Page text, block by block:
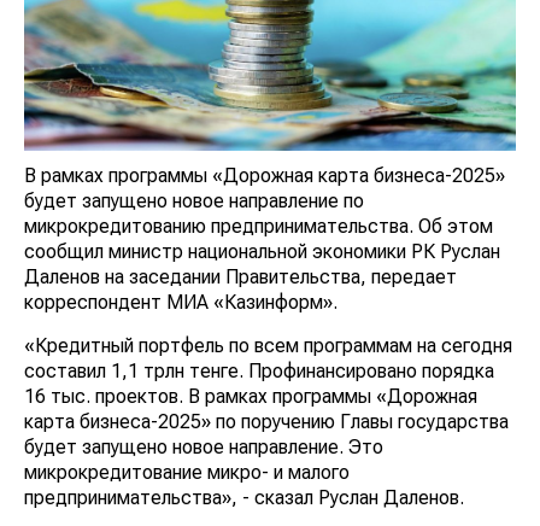
В рамках программы «Дорожная карта бизнеса-2025»
будет запущено новое направление по
микрокредитованию предпринимательства. Об этом
сообщил министр национальной экономики РК Руслан
Даленов на заседании Правительства, передает
корреспондент МИА «Казинформ».
«Кредитный портфель по всем программам на сегодня
составил 1,1 трлн тенге. Профинансировано порядка
16 тыс. проектов. В рамках программы «Дорожная
карта бизнеса-2025» по поручению Главы государства
будет запущено новое направление. Это
микрокредитование микро- и малого
предпринимательства», - сказал Руслан Даленов.